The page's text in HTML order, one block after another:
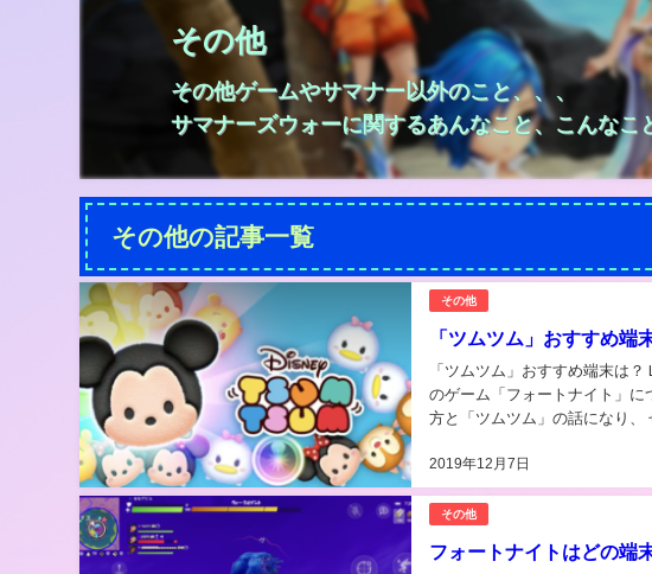
その他
その他ゲームやサマナー以外のこと、、、
サマナーズウォーに関するあんなこと、こんなこ
その他の記事一覧
その他
「ツムツム」おすすめ端
2019年12月7日
「ツムツム」おすすめ端末は？ＬＩＮＥ友
のゲーム「フォートナイト」に
方と「ツムツム」の話になり、
その他
フォートナイトはどの端